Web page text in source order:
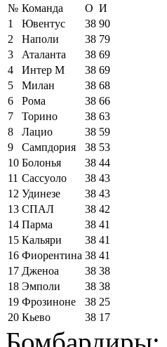
№ Команда О И
1
Ювентус 38 90
2
Наполи 38 79
3
Аталанта 38 69
4
Интер М 38 69
5
Милан 38 68
6
Рома 38 66
7
Торино 38 63
8
Лацио 38 59
9
Сампдория 38 53
10 Болонья 38 44
11 Сассуоло 38 43
12 Удинезе 38 43
13 СПАЛ 38 42
14 Парма 38 41
15 Кальяри 38 41
16 Фиорентина 38 41
17 Дженоа 38 38
18 Эмполи 38 38
19 Фрозиноне 38 25
20 Кьево 38 17